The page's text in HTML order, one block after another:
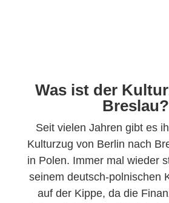
Was ist der
Breslau?
Seit vielen Jahren gibt es
Kulturzug von Berlin nach
in Polen. Immer mal wieder
seinem deutsch-polnischen
auf der Kippe, da die